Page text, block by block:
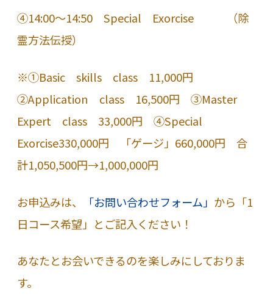
④14:00～14:50 Special Exorcise （除
霊方法伝授）
※①Basic skills class 11,000円
②Application class 16,500円 ③Master
Expert class 33,000円 ④Special
Exorcise330,000円 「ゲージ」660,000円 合
計1,050,500円→1,000,000円
お申込みは、 「お問い合わせフォーム」 から「1
日コース希望」とご記入ください！
あなたとお会いできるのを楽しみにしておりま
す。